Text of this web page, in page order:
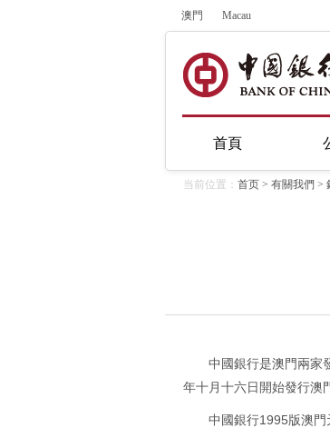
澳門 Macau
首頁
当前位置： 首页 > 有關我們 >
中國銀行是澳門兩家
年十月十六日開始發行澳
中國銀行1995版澳